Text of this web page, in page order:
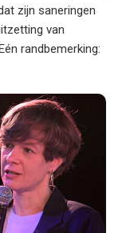
zijn saneringen
van
randbemerking: